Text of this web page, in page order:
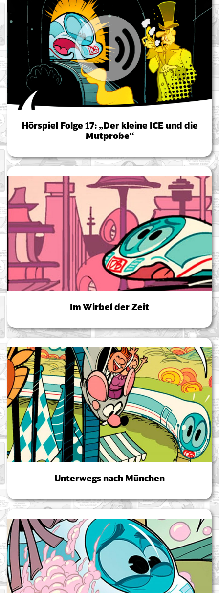
Hörspiel Folge 17: „Der kleine ICE und die
Mutprobe“
Im Wirbel der Zeit
Unterwegs nach München